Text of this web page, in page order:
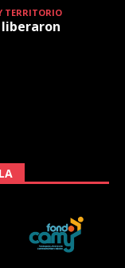
TERRITORIO
liberaron